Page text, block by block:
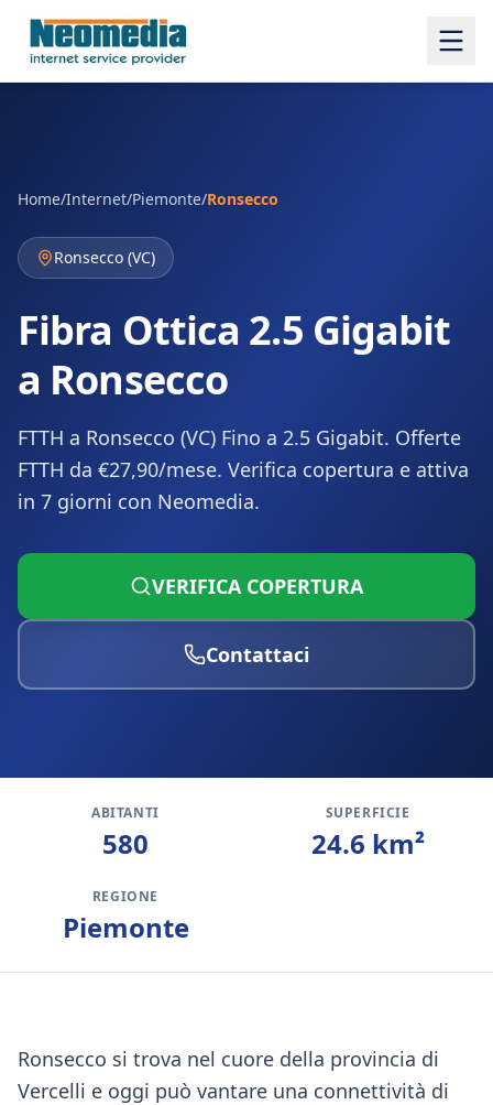
Home/Internet/Piemonte/Ronsecco
Ronsecco (VC)
Fibra Ottica 2.5 Gigabit
a Ronsecco
FTTH a Ronsecco (VC) Fino a 2.5 Gigabit. Offerte
FTTH da €27,90/mese. Verifica copertura e attiva
in 7 giorni con Neomedia.
VERIFICA COPERTURA
Contattaci
ABITANTI
580
SUPERFICIE
24.6 km²
REGIONE
Piemonte
Ronsecco si trova nel cuore della provincia di
Vercelli e oggi può vantare una connettività di